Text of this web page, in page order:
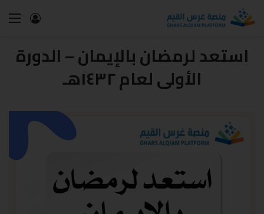
استعد لرمضان بالإيمان – الدورة
الأولى لعام ١٤٣٢هـ